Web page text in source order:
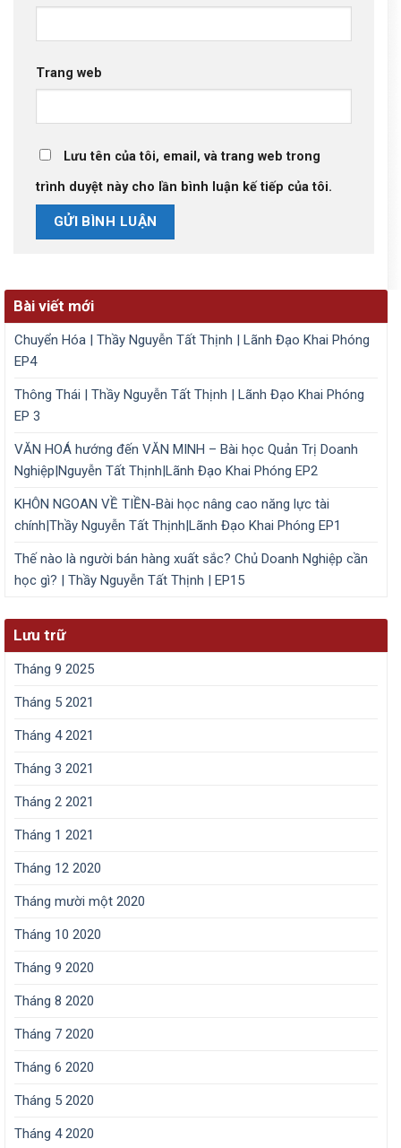
Trang web
Lưu tên của tôi, email, và trang web trong
trình duyệt này cho lần bình luận kế tiếp của tôi.
Bài viết mới
Chuyển Hóa | Thầy Nguyễn Tất Thịnh | Lãnh Đạo Khai Phóng
EP4
Thông Thái | Thầy Nguyễn Tất Thịnh | Lãnh Đạo Khai Phóng
EP 3
VĂN HOÁ hướng đến VĂN MINH – Bài học Quản Trị Doanh
Nghiệp|Nguyễn Tất Thịnh|Lãnh Đạo Khai Phóng EP2
KHÔN NGOAN VỀ TIỀN-Bài học nâng cao năng lực tài
chính|Thầy Nguyễn Tất Thịnh|Lãnh Đạo Khai Phóng EP1
Thế nào là người bán hàng xuất sắc? Chủ Doanh Nghiệp cần
học gì? | Thầy Nguyễn Tất Thịnh | EP15
Lưu trữ
Tháng 9 2025
Tháng 5 2021
Tháng 4 2021
Tháng 3 2021
Tháng 2 2021
Tháng 1 2021
Tháng 12 2020
Tháng mười một 2020
Tháng 10 2020
Tháng 9 2020
Tháng 8 2020
Tháng 7 2020
Tháng 6 2020
Tháng 5 2020
Tháng 4 2020